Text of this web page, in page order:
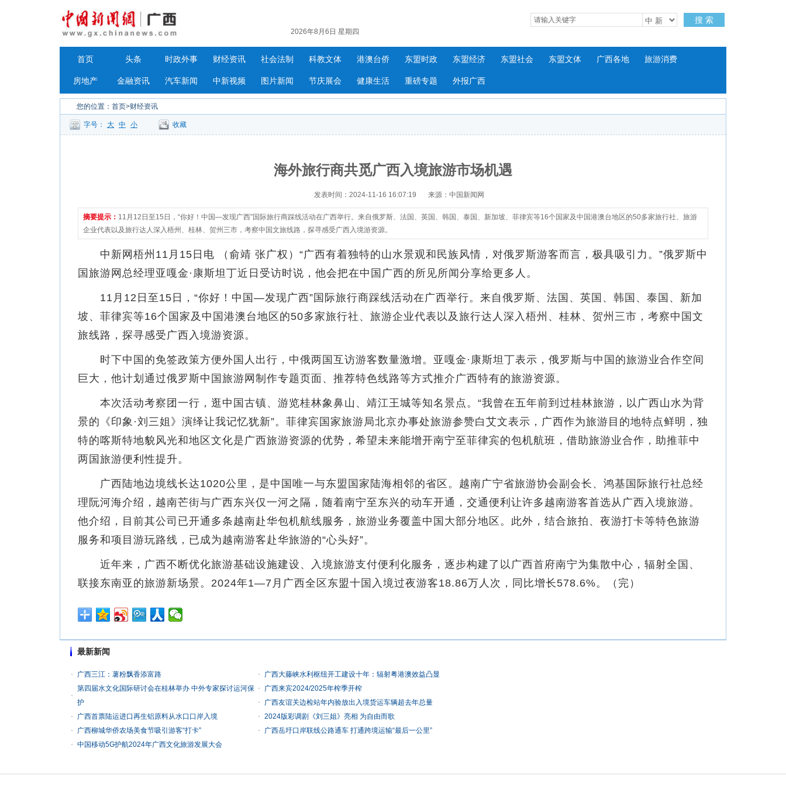
2026年8月6日 星期四
搜 索
首页 头条 时政外事 财经资讯 社会法制 科教文体 港澳台侨 东盟时政 东盟经济 东盟社会 东盟文体 广西各地 旅游消费
房地产 金融资讯 汽车新闻 中新视频 图片新闻 节庆展会 健康生活 重磅专题 外报广西
您的位置： 首页>财经资讯
字号： 大 中 小 收藏
海外旅行商共觅广西入境旅游市场机遇
发表时间：2024-11-16 16:07:19 来源：中国新闻网
摘要提示： 11月12日至15日，“你好！中国—发现广西”国际旅行商踩线活动在广西举行。来自俄罗斯、法国、英国、韩国、泰国、新加坡、菲律宾等16个国家及中国港澳台地区的50多家旅行社、旅游
企业代表以及旅行达人深入梧州、桂林、贺州三市，考察中国文旅线路，探寻感受广西入境游资源。
中新网梧州11月15日电 （俞靖 张广权）“广西有着独特的山水景观和民族风情，对俄罗斯游客而言，极具吸引力。”俄罗斯中
国旅游网总经理亚嘎金·康斯坦丁近日受访时说，他会把在中国广西的所见所闻分享给更多人。
11月12日至15日，“你好！中国—发现广西”国际旅行商踩线活动在广西举行。来自俄罗斯、法国、英国、韩国、泰国、新加
坡、菲律宾等16个国家及中国港澳台地区的50多家旅行社、旅游企业代表以及旅行达人深入梧州、桂林、贺州三市，考察中国文
旅线路，探寻感受广西入境游资源。
时下中国的免签政策方便外国人出行，中俄两国互访游客数量激增。亚嘎金·康斯坦丁表示，俄罗斯与中国的旅游业合作空间
巨大，他计划通过俄罗斯中国旅游网制作专题页面、推荐特色线路等方式推介广西特有的旅游资源。
本次活动考察团一行，逛中国古镇、游览桂林象鼻山、靖江王城等知名景点。“我曾在五年前到过桂林旅游，以广西山水为背
景的《印象·刘三姐》演绎让我记忆犹新”。菲律宾国家旅游局北京办事处旅游参赞白艾文表示，广西作为旅游目的地特点鲜明，独
特的喀斯特地貌风光和地区文化是广西旅游资源的优势，希望未来能增开南宁至菲律宾的包机航班，借助旅游业合作，助推菲中
两国旅游便利性提升。
广西陆地边境线长达1020公里，是中国唯一与东盟国家陆海相邻的省区。越南广宁省旅游协会副会长、鸿基国际旅行社总经
理阮河海介绍，越南芒街与广西东兴仅一河之隔，随着南宁至东兴的动车开通，交通便利让许多越南游客首选从广西入境旅游。
他介绍，目前其公司已开通多条越南赴华包机航线服务，旅游业务覆盖中国大部分地区。此外，结合旅拍、夜游打卡等特色旅游
服务和项目游玩路线，已成为越南游客赴华旅游的“心头好”。
近年来，广西不断优化旅游基础设施建设、入境旅游支付便利化服务，逐步构建了以广西首府南宁为集散中心，辐射全国、
联接东南亚的旅游新场景。2024年1—7月广西全区东盟十国入境过夜游客18.86万人次，同比增长578.6%。（完）
最新新闻
广西三江：薯粉飘香添富路
广西大藤峡水利枢纽开工建设十年：辐射粤港澳效益凸显
第四届水文化国际研讨会在桂林举办 中外专家探讨运河保
护
广西来宾2024/2025年榨季开榨
广西友谊关边检站年内验放出入境货运车辆超去年总量
广西首票陆运进口再生铝原料从水口口岸入境
2024版彩调剧《刘三姐》亮相 为自由而歌
广西柳城华侨农场美食节吸引游客“打卡”
广西岳圩口岸联线公路通车 打通跨境运输“最后一公里”
中国移动5G护航2024年广西文化旅游发展大会